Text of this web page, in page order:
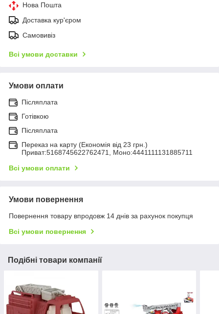
Нова Пошта
Доставка кур'єром
Самовивіз
Всі умови доставки
Умови оплати
Післяплата
Готівкою
Післяплата
Переказ на карту (Економія від 23 грн.)
Приват:5168745622762471, Моно:4441111131885711
Всі умови оплати
Умови повернення
Повернення товару впродовж 14 днів за рахунок покупця
Всі умови повернення
Подібні товари компанії